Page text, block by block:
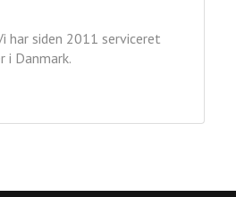
har siden 2011 serviceret
i Danmark.